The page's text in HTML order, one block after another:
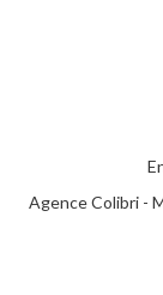
Agence Colibri -